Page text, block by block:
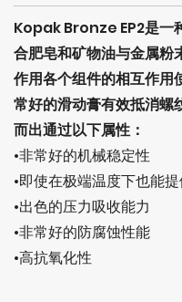
Kopak Bronze EP2是一
合肥皂和矿物油与金属粉
作用各个组件的相互作
常好的滑动膏有效抵消
而出通过以下属性：
•非常好的机械稳定性
•即使在极端温度下也能
•出色的压力吸收能力
•非常好的防腐蚀性能
•高抗氧化性